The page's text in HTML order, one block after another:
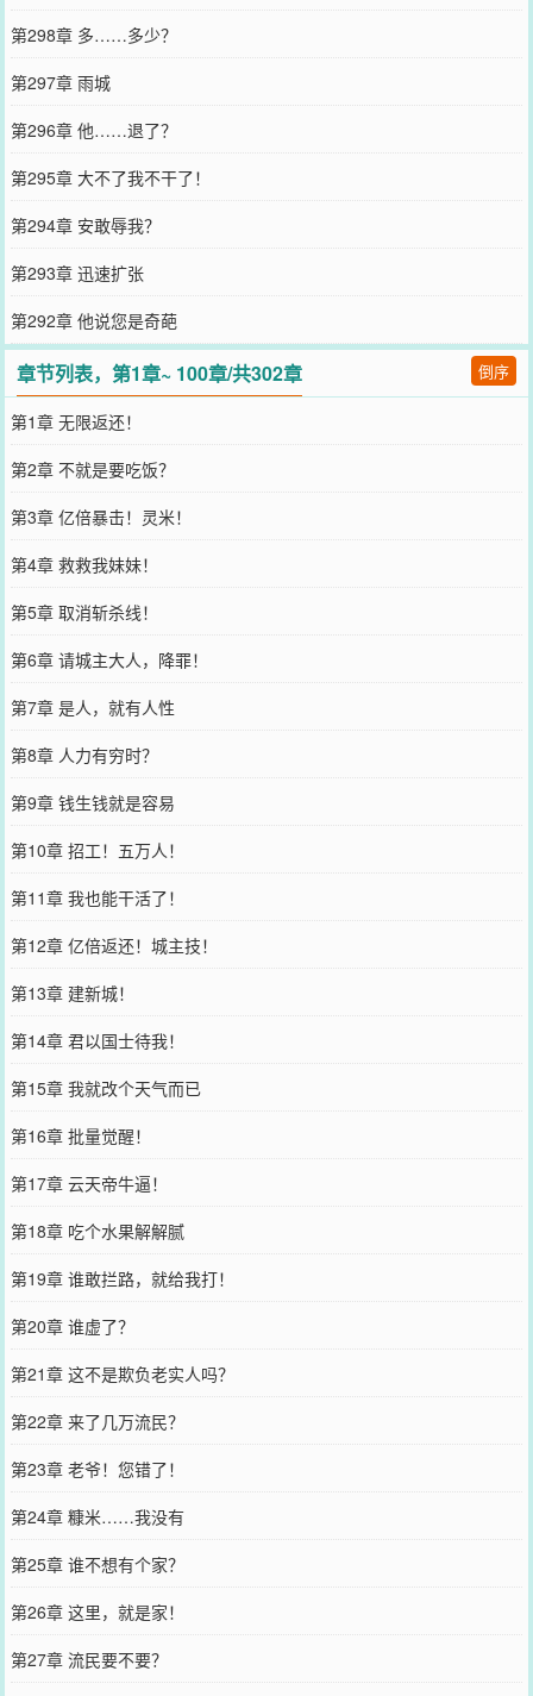
第298章 多……多少？
第297章 雨城
第296章 他……退了？
第295章 大不了我不干了！
第294章 安敢辱我？
第293章 迅速扩张
第292章 他说您是奇葩
章节列表，第1章~ 100章/共302章 倒序
第1章 无限返还！
第2章 不就是要吃饭？
第3章 亿倍暴击！灵米！
第4章 救救我妹妹！
第5章 取消斩杀线！
第6章 请城主大人，降罪！
第7章 是人，就有人性
第8章 人力有穷时？
第9章 钱生钱就是容易
第10章 招工！五万人！
第11章 我也能干活了！
第12章 亿倍返还！城主技！
第13章 建新城！
第14章 君以国士待我！
第15章 我就改个天气而已
第16章 批量觉醒！
第17章 云天帝牛逼！
第18章 吃个水果解解腻
第19章 谁敢拦路，就给我打！
第20章 谁虚了？
第21章 这不是欺负老实人吗？
第22章 来了几万流民？
第23章 老爷！您错了！
第24章 糠米……我没有
第25章 谁不想有个家？
第26章 这里，就是家！
第27章 流民要不要？